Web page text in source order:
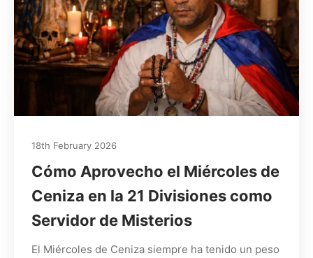
18th February 2026
Cómo Aprovecho el Miércoles de
Ceniza en la 21 Divisiones como
Servidor de Misterios
El Miércoles de Ceniza siempre ha tenido un peso